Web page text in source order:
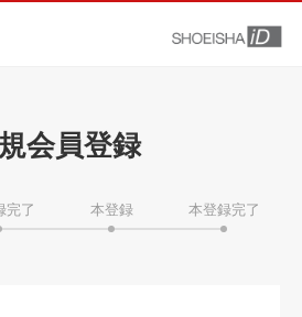
会員登録
完了 本登録 本登録完了